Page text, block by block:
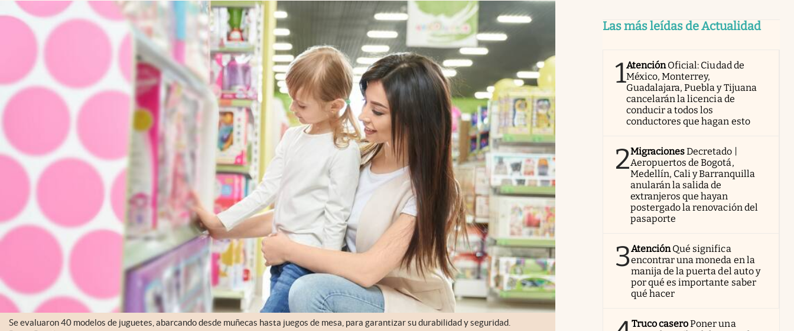
abre en nueva pestaña
Se evaluaron 40 modelos de juguetes, abarcando desde muñecas hasta juegos de mesa, para garantizar su durabilidad y seguridad.
Las más leídas de Actualidad
1AtenciónOficial: Ciudad de
México, Monterrey,
Guadalajara, Puebla y Tijuana
cancelarán la licencia de
conducir a todos los
conductores que hagan esto
2MigracionesDecretado |
Aeropuertos de Bogotá,
Medellín, Cali y Barranquilla
anularán la salida de
extranjeros que hayan
postergado la renovación del
pasaporte
3AtenciónQué significa
encontrar una moneda en la
manija de la puerta del auto y
por qué es importante saber
qué hacer
Truco caseroPoner una